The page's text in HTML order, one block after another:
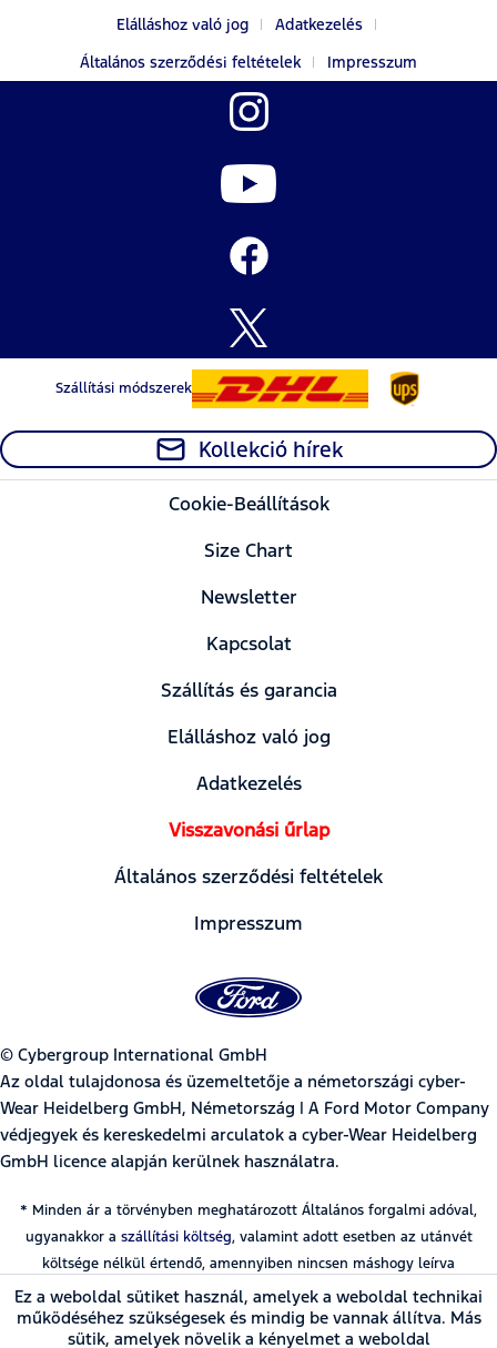
Elálláshoz való jog
Adatkezelés
Általános szerződési feltételek
Impresszum
Szállítási módszerek
Kollekció hírek
Cookie-Beállítások
Size Chart
Newsletter
Kapcsolat
Szállítás és garancia
Elálláshoz való jog
Adatkezelés
Visszavonási űrlap
Általános szerződési feltételek
Impresszum
© Cybergroup International GmbH
Az oldal tulajdonosa és üzemeltetője a németországi cyber-
Wear Heidelberg GmbH, Németország | A Ford Motor Company
védjegyek és kereskedelmi arculatok a cyber-Wear Heidelberg
GmbH licence alapján kerülnek használatra.
* Minden ár a törvényben meghatározott Általános forgalmi adóval,
ugyanakkor a szállítási költség, valamint adott esetben az utánvét
költsége nélkül értendő, amennyiben nincsen máshogy leírva
Ez a weboldal sütiket használ, amelyek a weboldal technikai
működéséhez szükségesek és mindig be vannak állítva. Más
sütik, amelyek növelik a kényelmet a weboldal